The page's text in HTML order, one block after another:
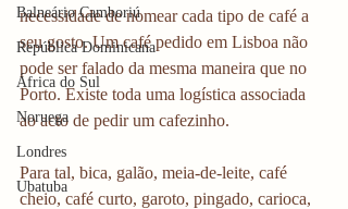
Balneário Camboriú
República Dominicana
África do Sul
Noruega
Londres
Ubatuba
necessidade de nomear cada tipo de café a
seu gosto. Um café pedido em Lisboa não
pode ser falado da mesma maneira que no
Porto. Existe toda uma logística associada
ao acto de pedir um cafezinho.
Para tal, bica, galão, meia-de-leite, café
cheio, café curto, garoto, pingado, carioca,